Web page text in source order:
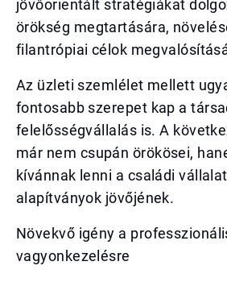
jövőorientált stratégiákat
örökség megtartására,
filantrópiai célok
Az üzleti szemlélet mellett
fontosabb szerepet kap a
felelősségvállalás is. A
már nem csupán örökösei,
kívánnak lenni a családi
alapítványok jövőjének.
Növekvő igény a
vagyonkezelésre